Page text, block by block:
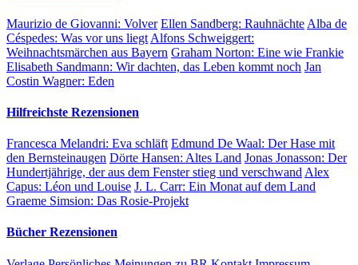
Maurizio de Giovanni: Volver Ellen Sandberg: Rauhnächte Alba de
Céspedes: Was vor uns liegt Alfons Schweiggert:
Weihnachtsmärchen aus Bayern Graham Norton: Eine wie Frankie
Elisabeth Sandmann: Wir dachten, das Leben kommt noch Jan
Costin Wagner: Eden
Hilfreichste Rezensionen
Francesca Melandri: Eva schläft Edmund De Waal: Der Hase mit
den Bernsteinaugen Dörte Hansen: Altes Land Jonas Jonasson: Der
Hundertjährige, der aus dem Fenster stieg und verschwand Alex
Capus: Léon und Louise J. L. Carr: Ein Monat auf dem Land
Graeme Simsion: Das Rosie-Projekt
Bücher Rezensionen